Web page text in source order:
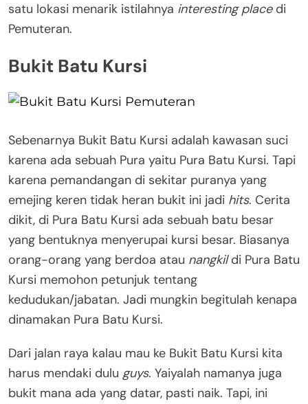
satu lokasi menarik istilahnya interesting placedi
Pemuteran.
Bukit Batu Kursi
Sebenarnya Bukit Batu Kursi adalah kawasan suci
karena ada sebuah Pura yaitu Pura Batu Kursi. Tapi
karena pemandangan di sekitar puranya yang
emejing keren tidak heran bukit ini jadi hits. Cerita
dikit, di Pura Batu Kursi ada sebuah batu besar
yang bentuknya menyerupai kursi besar. Biasanya
orang-orang yang berdoa atau nangkildi Pura Batu
Kursi memohon petunjuk tentang
kedudukan/jabatan. Jadi mungkin begitulah kenapa
dinamakan Pura Batu Kursi.
Dari jalan raya kalau mau ke Bukit Batu Kursi kita
harus mendaki dulu guys. Yaiyalah namanya juga
bukit mana ada yang datar, pasti naik. Tapi, ini